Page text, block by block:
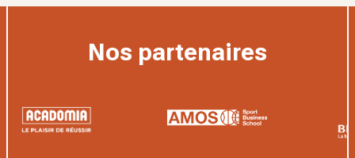
Nos partenaires